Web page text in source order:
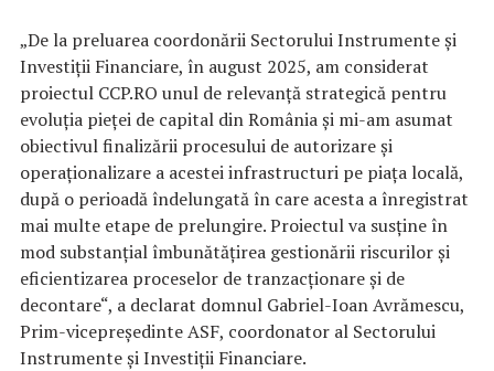
„De la preluarea coordonării Sectorului Instrumente și
Investiții Financiare, în august 2025, am considerat
proiectul CCP.RO unul de relevanță strategică pentru
evoluția pieței de capital din România și mi-am asumat
obiectivul finalizării procesului de autorizare și
operaționalizare a acestei infrastructuri pe piața locală,
după o perioadă îndelungată în care acesta a înregistrat
mai multe etape de prelungire. Proiectul va susține în
mod substanțial îmbunătățirea gestionării riscurilor și
eficientizarea proceselor de tranzacționare și de
decontare“, a declarat domnul Gabriel-Ioan Avrămescu,
Prim-vicepreședinte ASF, coordonator al Sectorului
Instrumente și Investiții Financiare.